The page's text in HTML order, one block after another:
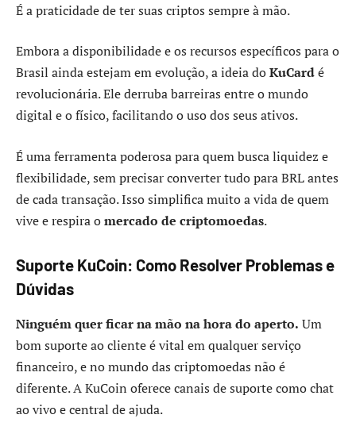
É a praticidade de ter suas criptos sempre à mão.
Embora a disponibilidade e os recursos específicos para o
Brasil ainda estejam em evolução, a ideia doKuCardé
revolucionária. Ele derruba barreiras entre o mundo
digital e o físico, facilitando o uso dos seus ativos.
É uma ferramenta poderosa para quem busca liquidez e
flexibilidade, sem precisar converter tudo para BRL antes
de cada transação. Isso simplifica muito a vida de quem
vive e respira omercado de criptomoedas.
Suporte KuCoin: Como Resolver Problemas e
Dúvidas
Ninguém quer ficar na mão na hora do aperto. Um
bom suporte ao cliente é vital em qualquer serviço
financeiro, e no mundo das criptomoedas não é
diferente. A KuCoin oferece canais de suporte como chat
ao vivo e central de ajuda.